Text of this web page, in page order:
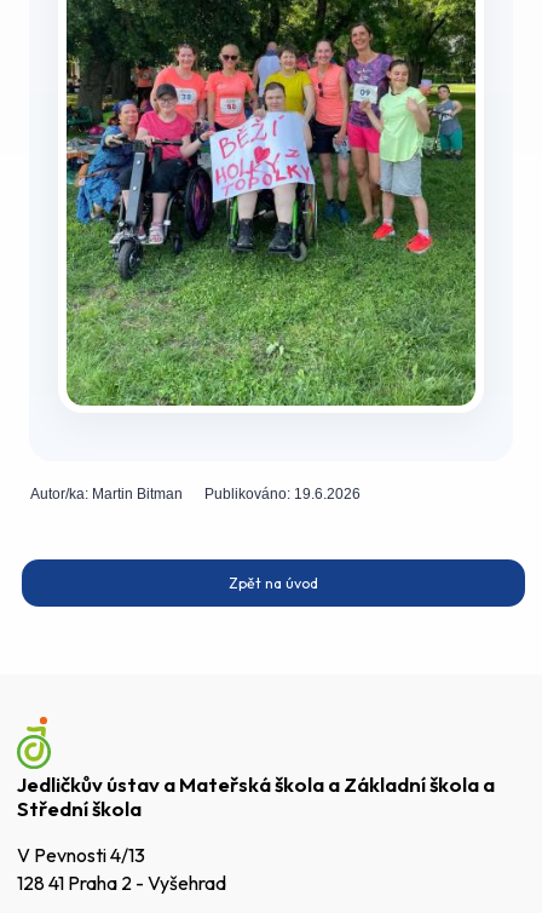
Autor/ka: Martin Bitman Publikováno: 19.6.2026
Zpět na úvod
Jedličkův ústav a Mateřská škola a Základní škola a
Střední škola
V Pevnosti 4/13
128 41 Praha 2 - Vyšehrad